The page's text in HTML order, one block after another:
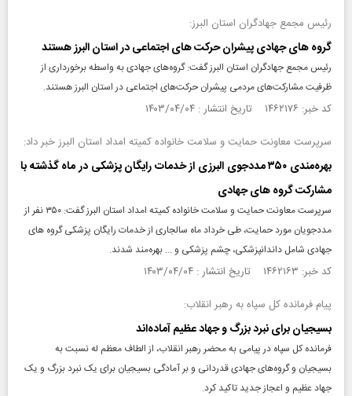
رئیس مجمع جهادگران استان البرز:
گروه های جهادی پیشران حرکت های اجتماعی در استان البرز هستند
رئیس مجمع جهادگران استان البرز گفت: گروه‌های جهادی به واسطه برخورداری از
ظرفیت مشارکت‌های مردمی پیشران حرکت‌های اجتماعی در استان البرز هستند.
کد خبر: ۱۴۶۲۱۷۶ تاریخ انتشار : ۱۴۰۳/۰۴/۰۴
سرپرست معاونت حمایت و سلامت خانواده کمیته امداد استان البرز خبر داد:
بهره‌مندی ۳۵۰ مددجوی البرزی از خدمات رایگان پزشکی در ماه گذشته با
مشارکت گروه های جهادی
سرپرست معاونت حمایت و سلامت خانواده کمیته امداد استان البرز گفت: ۳۵۰ نفر از
مددجویان مورد حمایت، طی خرداد ماه سالجاری از خدمات رایگان پزشکی گروه های
جهادی شامل داندانپزشکی، چشم پزشکی و ... بهره‌مند شدند.
کد خبر: ۱۴۶۲۱۶۳ تاریخ انتشار : ۱۴۰۳/۰۴/۰۴
پیام فرمانده کل سپاه به رهبر انقلاب:
بسیجیان برای نبرد بزرگ و جهاد عظیم آماده‌اند
فرمانده کل سپاه در پیامی به محضر رهبر انقلاب، از الطاف معظم له نسبت به
بسیجیان و گروه‌های جهادی قدردانی و بر آمادگی بسیجیان برای یک نبرد بزرگ و یک
جهاد عظیم و اعجاز جدید تاکید کرد.